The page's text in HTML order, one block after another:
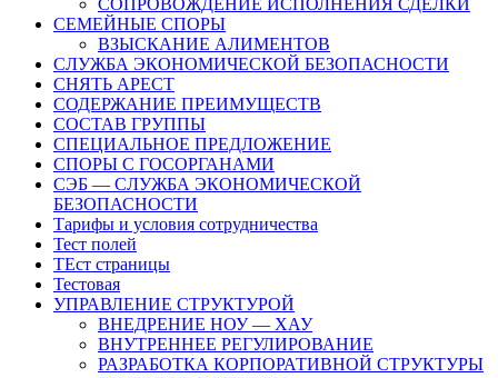
СОПРОВОЖДЕНИЕ ИСПОЛНЕНИЯ СДЕЛКИ
СЕМЕЙНЫЕ СПОРЫ
ВЗЫСКАНИЕ АЛИМЕНТОВ
СЛУЖБА ЭКОНОМИЧЕСКОЙ БЕЗОПАСНОСТИ
СНЯТЬ АРЕСТ
СОДЕРЖАНИЕ ПРЕИМУЩЕСТВ
СОСТАВ ГРУППЫ
СПЕЦИАЛЬНОЕ ПРЕДЛОЖЕНИЕ
СПОРЫ С ГОСОРГАНАМИ
СЭБ — СЛУЖБА ЭКОНОМИЧЕСКОЙ
БЕЗОПАСНОСТИ
Тарифы и условия сотрудничества
Тест полей
ТЕст страницы
Тестовая
УПРАВЛЕНИЕ СТРУКТУРОЙ
ВНЕДРЕНИЕ НОУ — ХАУ
ВНУТРЕННЕЕ РЕГУЛИРОВАНИЕ
РАЗРАБОТКА КОРПОРАТИВНОЙ СТРУКТУРЫ